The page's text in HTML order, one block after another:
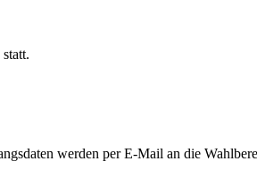
werden per E-Mail an die